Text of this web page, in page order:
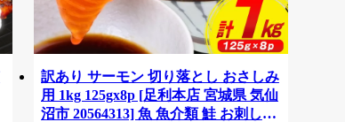
訳あり サーモン 切り落とし おさしみ
用 1kg 125gx8p [足利本店 宮城県 気仙
沼市 20564313] 魚 魚介類 鮭 お刺し身